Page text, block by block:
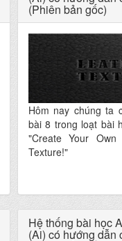
(Phiên bản gốc)
Hôm nay chúng ta
bài 8 trong loạt bài
"Create Your Own
Texture!"
Hệ thống bài học
(Ai) có hướng dẫn